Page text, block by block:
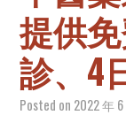
提供
診、4
Posted on 2022 年